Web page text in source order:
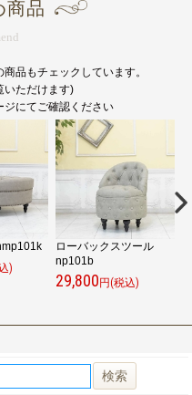
商品
品もチェックしています。
いただけます)
にてご確認ください
)
ローバックスツール
np101b
29,800円(税込)